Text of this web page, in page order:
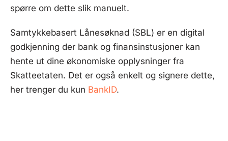
spørre om dette slik manuelt.
Samtykkebasert Lånesøknad (SBL) er en digital
godkjenning der bank og finansinstusjoner kan
hente ut dine økonomiske opplysninger fra
Skatteetaten. Det er også enkelt og signere dette,
her trenger du kun BankID.